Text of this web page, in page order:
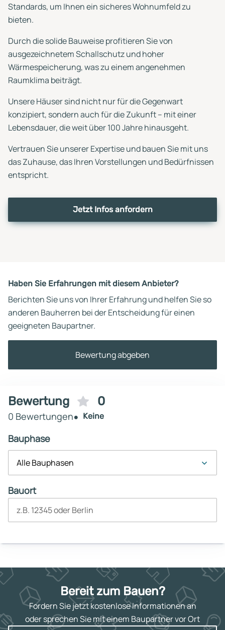
Standards, um Ihnen ein sicheres Wohnumfeld zu
bieten.
Durch die solide Bauweise profitieren Sie von
ausgezeichnetem Schallschutz und hoher
Wärmespeicherung, was zu einem angenehmen
Raumklima beiträgt.
Unsere Häuser sind nicht nur für die Gegenwart
konzipiert, sondern auch für die Zukunft – mit einer
Lebensdauer, die weit über 100 Jahre hinausgeht.
Vertrauen Sie unserer Expertise und bauen Sie mit uns
das Zuhause, das Ihren Vorstellungen und Bedürfnissen
entspricht.
Jetzt Infos anfordern
Haben Sie Erfahrungen mit diesem Anbieter?
Berichten Sie uns von Ihrer Erfahrung und helfen Sie so
anderen Bauherren bei der Entscheidung für einen
geeigneten Baupartner.
Bewertung abgeben
Bewertung 0
0 Bewertungen Keine
Bauphase
Alle Bauphasen
Bauort
z.B. 12345 oder Berlin
Bereit zum Bauen?
Fordern Sie jetzt kostenlose Informationen an
oder sprechen Sie mit einem Baupartner vor Ort